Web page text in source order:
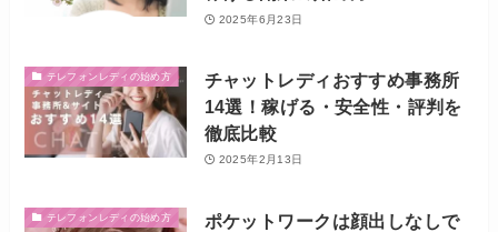
2025年6月23日
テレフォンレディの始め方
チャットレディおすすめ事務所
14選！稼げる・安全性・評判を
徹底比較
2025年2月13日
テレフォンレディの始め方
ポケットワークは顔出しなしで